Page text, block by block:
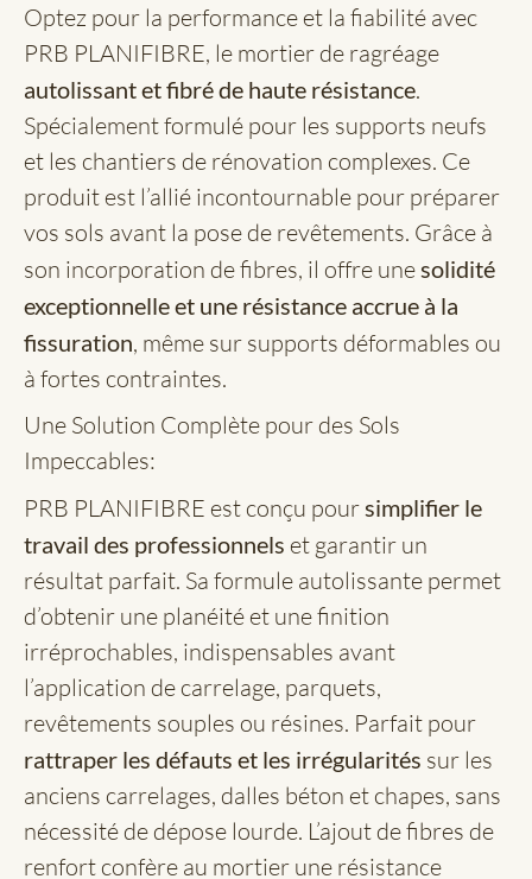
Optez pour la performance et la fiabilité avec
PRB PLANIFIBRE, le mortier de ragréage
autolissant et fibré de haute résistance.
Spécialement formulé pour les supports neufs
et les chantiers de rénovation complexes. Ce
produit est l’allié incontournable pour préparer
vos sols avant la pose de revêtements. Grâce à
son incorporation de fibres, il offre unesolidité
exceptionnelle et une résistance accrue à la
fissuration, même sur supports déformables ou
à fortes contraintes.
Une Solution Complète pour des Sols
Impeccables:
PRB PLANIFIBRE est conçu poursimplifier le
travail des professionnels et garantir un
résultat parfait. Sa formule autolissante permet
d’obtenir une planéité et une finition
irréprochables, indispensables avant
l’application de carrelage, parquets,
revêtements souples ou résines. Parfait pour
rattraper les défauts et les irrégularités sur les
anciens carrelages, dalles béton et chapes, sans
nécessité de dépose lourde. L’ajout de fibres de
renfort confère au mortier une résistance